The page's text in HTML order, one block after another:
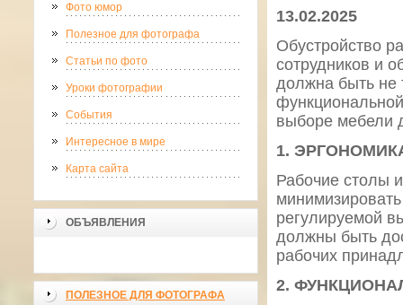
Фото юмор
Полезное для фотографа
Статьи по фото
Уроки фотографии
События
Интересное в мире
Карта сайта
ОБЪЯВЛЕНИЯ
ПОЛЕЗНОЕ ДЛЯ ФОТОГРАФА
13.02.2025
Обустройство
сотрудников и
должна быть не
выборе мебели
1.
Рабочие столы
регулируемой
должны быть
рабочих
2.